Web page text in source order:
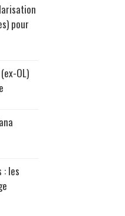
pour
OL)
: les